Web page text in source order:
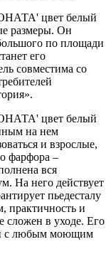
цвет белый
размеры. Он
по площади
его
совместима со
цвет белый
на нем
и взрослые,
фарфора –
вся
На него действует
пьедесталу
практичность и
сложен в уходе. Его
с любым моющим